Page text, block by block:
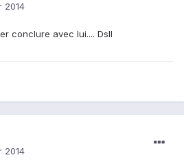
2014
conclure avec lui.... Dsll
2014